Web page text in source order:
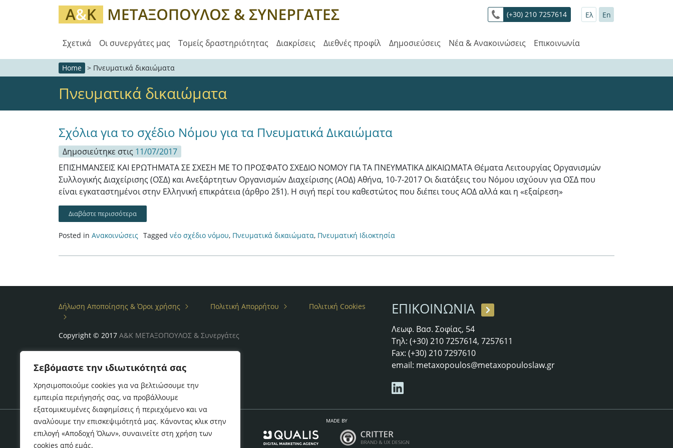
Σεβόμαστε την ιδιωτικότητά σας
Χρησιμοποιούμε cookies για να βελτιώσουμε την
εμπειρία περιήγησής σας, να προβάλλουμε
εξατομικευμένες διαφημίσεις ή περιεχόμενο και να
αναλύουμε την επισκεψιμότητά μας. Κάνοντας κλικ στην
επιλογή «Αποδοχή Όλων», συναινείτε στη χρήση των
cookies από εμάς.
(+30) 210 7257614 Ελ En
Σχετικά Οι συνεργάτες μας Τομείς δραστηριότητας Διακρίσεις Διεθνές προφίλ Δημοσιεύσεις Νέα & Ανακοινώσεις Επικοινωνία
Home > Πνευματικά δικαιώματα
Πνευματικά δικαιώματα
Σχόλια για το σχέδιο Νόμου για τα Πνευματικά Δικαιώματα
Δημοσιεύτηκε στις 11/07/2017
ΕΠΙΣΗΜΑΝΣΕΙΣ ΚΑΙ ΕΡΩΤΗΜΑΤΑ ΣΕ ΣΧΕΣΗ ΜΕ ΤΟ ΠΡΟΣΦΑΤΟ ΣΧΕΔΙΟ ΝΟΜΟΥ ΓΙΑ ΤΑ ΠΝΕΥΜΑΤΙΚΑ ΔΙΚΑΙΩΜΑΤΑ Θέματα Λειτουργίας Οργανισμών
Συλλογικής Διαχείρισης (ΟΣΔ) και Ανεξάρτητων Οργανισμών Διαχείρισης (ΑΟΔ) Αθήνα, 10-7-2017 Οι διατάξεις του Νόμου ισχύουν για ΟΣΔ που
είναι εγκαταστημένοι στην Ελληνική επικράτεια (άρθρο 2§1). Η σιγή περί του καθεστώτος που διέπει τους ΑΟΔ αλλά και η «εξαίρεση»
Διαβάστε περισσότερα
Posted in Ανακοινώσεις Tagged νέο σχέδιο νόμου, Πνευματικά δικαιώματα, Πνευματική Ιδιοκτησία
Δήλωση Αποποίησης & Όροι χρήσης Πολιτική Απορρήτου Πολιτική Cookies
Copyright © 2017 Α&Κ ΜΕΤΑΞΟΠΟΥΛΟΣ & Συνεργάτες
ΕΠΙΚΟΙΝΩΝΙΑ
Λεωφ. Βασ. Σοφίας, 54
Τηλ: (+30) 210 7257614, 7257611
Fax: (+30) 210 7297610
email: metaxopoulos@metaxopouloslaw.gr
MADE BY